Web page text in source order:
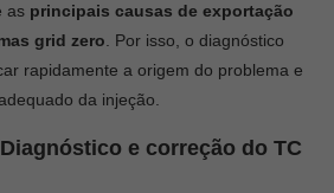
as principais causas de exportação
grid zero . Por isso, o diagnóstico
rapidamente a origem do problema e
da injeção.
e correção do TC